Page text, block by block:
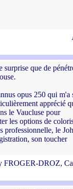
que de
opus 250 qui m'a
apprécié
le Vaucluse pour
les options de
professionnelle, le
son toucher
FROGER-DROZ,